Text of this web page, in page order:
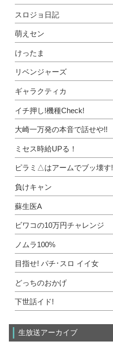
スロジョ日記
萌えセン
けったま
リベンジャーズ
ギャラクティカ
イチ押し!機種Check!
大崎一万発の本音で話せや!!
ミセス時給UPる！
ピラミ△はアームでブッ壊す!
負けキャン
蘇生医A
ビワコの10万円チャレンジ
ノムラ100%
目指せ! パチ･スロ イイ女
どっちのおかげ
下世話イド!
生放送アーカイブ